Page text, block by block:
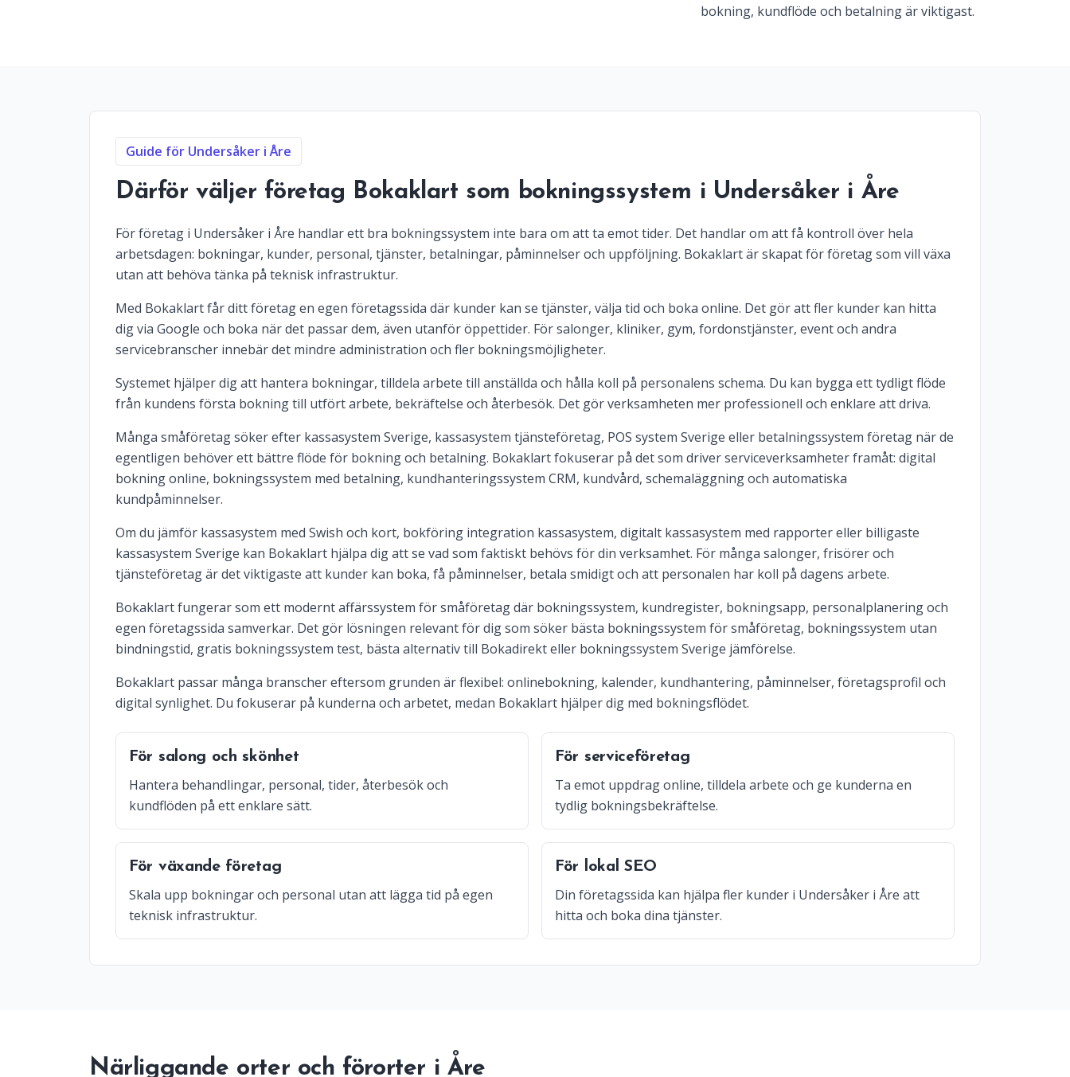
bokning, kundflöde och betalning är viktigast.
Guide för Undersåker i Åre
Därför väljer företag Bokaklart som bokningssystem i Undersåker i Åre
För företag i Undersåker i Åre handlar ett bra bokningssystem inte bara om att ta emot tider. Det handlar om att få kontroll över hela
arbetsdagen: bokningar, kunder, personal, tjänster, betalningar, påminnelser och uppföljning. Bokaklart är skapat för företag som vill växa
utan att behöva tänka på teknisk infrastruktur.
Med Bokaklart får ditt företag en egen företagssida där kunder kan se tjänster, välja tid och boka online. Det gör att fler kunder kan hitta
dig via Google och boka när det passar dem, även utanför öppettider. För salonger, kliniker, gym, fordonstjänster, event och andra
servicebranscher innebär det mindre administration och fler bokningsmöjligheter.
Systemet hjälper dig att hantera bokningar, tilldela arbete till anställda och hålla koll på personalens schema. Du kan bygga ett tydligt flöde
från kundens första bokning till utfört arbete, bekräftelse och återbesök. Det gör verksamheten mer professionell och enklare att driva.
Många småföretag söker efter kassasystem Sverige, kassasystem tjänsteföretag, POS system Sverige eller betalningssystem företag när de
egentligen behöver ett bättre flöde för bokning och betalning. Bokaklart fokuserar på det som driver serviceverksamheter framåt: digital
bokning online, bokningssystem med betalning, kundhanteringssystem CRM, kundvård, schemaläggning och automatiska
kundpåminnelser.
Om du jämför kassasystem med Swish och kort, bokföring integration kassasystem, digitalt kassasystem med rapporter eller billigaste
kassasystem Sverige kan Bokaklart hjälpa dig att se vad som faktiskt behövs för din verksamhet. För många salonger, frisörer och
tjänsteföretag är det viktigaste att kunder kan boka, få påminnelser, betala smidigt och att personalen har koll på dagens arbete.
Bokaklart fungerar som ett modernt affärssystem för småföretag där bokningssystem, kundregister, bokningsapp, personalplanering och
egen företagssida samverkar. Det gör lösningen relevant för dig som söker bästa bokningssystem för småföretag, bokningssystem utan
bindningstid, gratis bokningssystem test, bästa alternativ till Bokadirekt eller bokningssystem Sverige jämförelse.
Bokaklart passar många branscher eftersom grunden är flexibel: onlinebokning, kalender, kundhantering, påminnelser, företagsprofil och
digital synlighet. Du fokuserar på kunderna och arbetet, medan Bokaklart hjälper dig med bokningsflödet.
För salong och skönhet
Hantera behandlingar, personal, tider, återbesök och
kundflöden på ett enklare sätt.
För serviceföretag
Ta emot uppdrag online, tilldela arbete och ge kunderna en
tydlig bokningsbekräftelse.
För växande företag
Skala upp bokningar och personal utan att lägga tid på egen
teknisk infrastruktur.
För lokal SEO
Din företagssida kan hjälpa fler kunder i Undersåker i Åre att
hitta och boka dina tjänster.
Närliggande orter och förorter i Åre